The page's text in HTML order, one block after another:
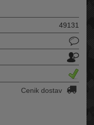
49131
Cenik dostav